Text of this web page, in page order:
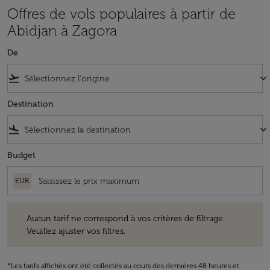
Offres de vols populaires à partir de
Abidjan à Zagora
De
flight_takeoff keyboard_arrow_down
Destination
flight_land keyboard_arrow_down
Budget
EUR
Aucun tarif ne correspond à vos critères de filtrage.
Veuillez ajuster vos filtres.
*Les tarifs affichés ont été collectés au cours des dernières 48 heures et